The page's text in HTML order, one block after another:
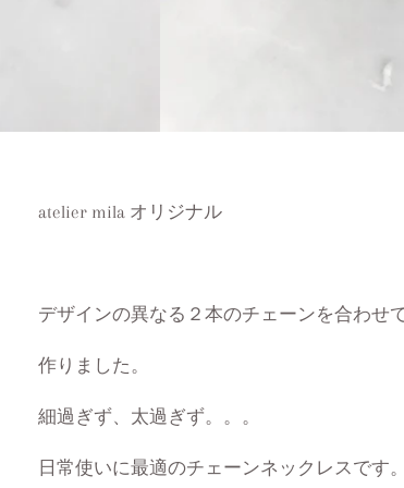
atelier mila オリジナル
デザインの異なる２本のチェーンを合わせ
作りました。
細過ぎず、太過ぎず。。。
日常使いに最適のチェーンネックレスです